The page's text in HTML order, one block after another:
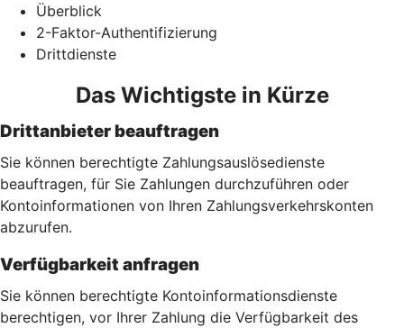
Überblick
2-Faktor-Authentifizierung
Drittdienste
Das Wichtigste in Kürze
Drittanbieter beauftragen
Sie können berechtigte Zahlungsauslösedienste
beauftragen, für Sie Zahlungen durchzuführen oder
Kontoinformationen von Ihren Zahlungsverkehrskonten
abzurufen.
Verfügbarkeit anfragen
Sie können berechtigte Kontoinformationsdienste
berechtigen, vor Ihrer Zahlung die Verfügbarkeit des